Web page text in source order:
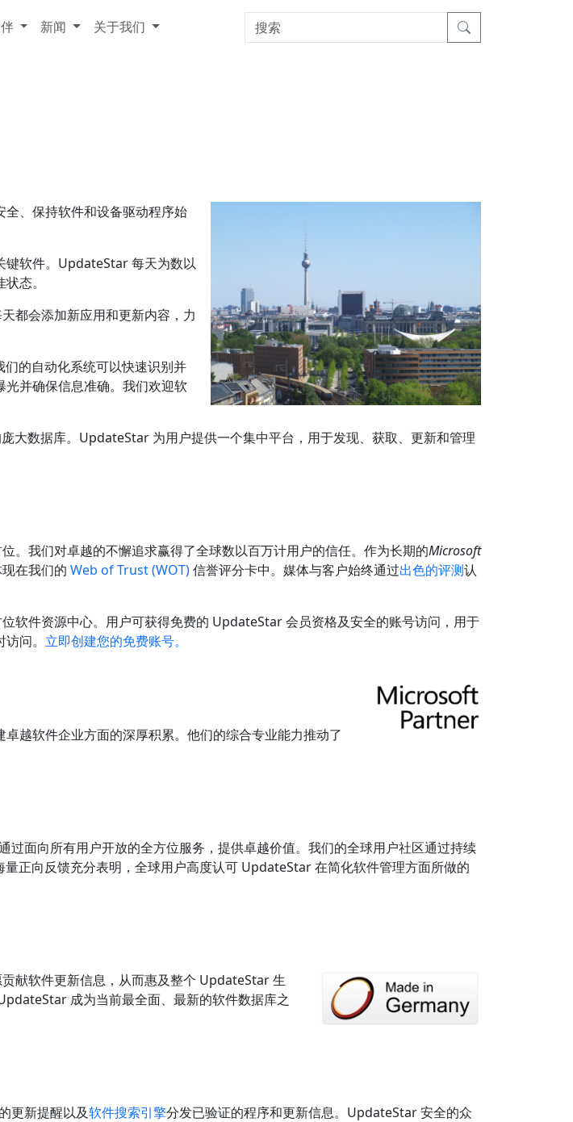
新闻 关于我们
、保持软件和设备驱动程序始
键软件。UpdateStar 每天为数以
态。
都会添加新应用和更新内容，力
的自动化系统可以快速识别并
并确保信息准确。我们欢迎软
大数据库。UpdateStar 为用户提供一个集中平台，用于发现、获取、更新和管理
我们对卓越的不懈追求赢得了全球数以百万计用户的信任。作为长期的Microsoft
在我们的 Web of Trust (WOT)信誉评分卡中。媒体与客户始终通过出色的评测认
软件资源中心。用户可获得免费的 UpdateStar 会员资格及安全的账号访问，用于
问。 立即创建您的免费账号。
越软件企业方面的深厚积累。他们的综合专业能力推动了
面向所有用户开放的全方位服务，提供卓越价值。我们的全球用户社区通过持续
正向反馈充分表明，全球用户高度认可 UpdateStar 在简化软件管理方面所做的
献软件更新信息，从而惠及整个 UpdateStar 生
成为当前最全面、最新的软件数据库之
更新提醒以及软件搜索引擎分发已验证的程序和更新信息。UpdateStar 安全的众